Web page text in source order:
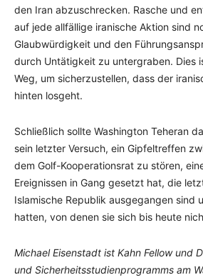
den Iran abzuschrecken. Rasche und
auf jede allfällige iranische Aktion sind
Glaubwürdigkeit und den
durch Untätigkeit zu untergraben. Dies
Weg, um sicherzustellen, dass der
hinten losgeht.
Schließlich sollte Washington Teheran
sein letzter Versuch, ein Gipfeltreffen
dem Golf-Kooperationsrat zu stören,
Ereignissen in Gang gesetzt hat, die
Islamische Republik ausgegangen sind
hatten, von denen sie sich bis heute
Michael Eisenstadt ist Kahn Fellow und
und Sicherheitsstudienprogramms am